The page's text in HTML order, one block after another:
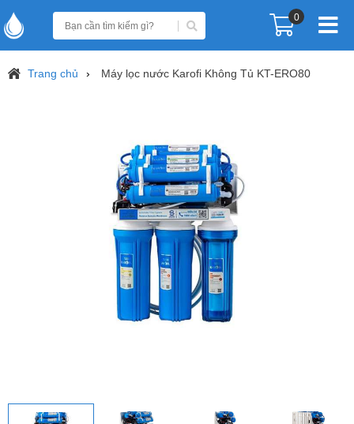
0
Trang chủ Máy lọc nước Karofi Không Tủ KT-ERO80